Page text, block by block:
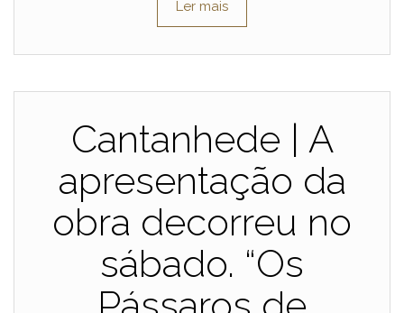
Ler mais
Cantanhede | A
apresentação da
obra decorreu no
sábado. “Os